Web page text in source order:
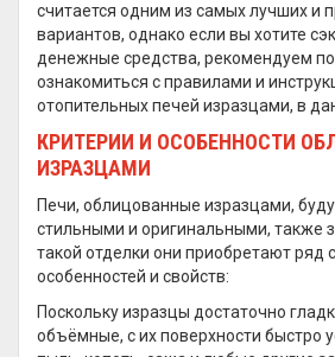
считается одним из самых лучших и
вариантов, однако если вы хотите
денежные средства, рекомендуем
ознакомиться с правилами и
отопительных печей изразцами, в
КРИТЕРИИ И ОСОБЕННОСТИ
ИЗРАЗЦАМИ
Печи, облицованные изразцами,
стильными и оригинальными, также
такой отделки они приобретают ряд
особенностей и свойств:
Поскольку изразцы достаточно
объёмные, с их поверхности быстро